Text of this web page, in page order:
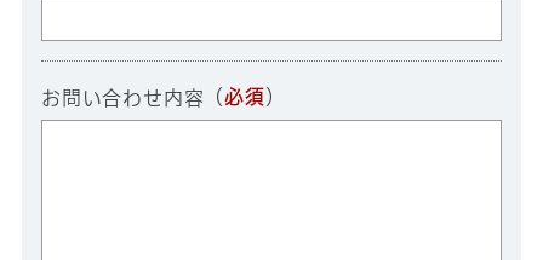
お問い合わせ内容 （必須 ）